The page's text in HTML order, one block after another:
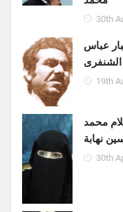
30th
عباس
19th
محمد
نهابة
30th